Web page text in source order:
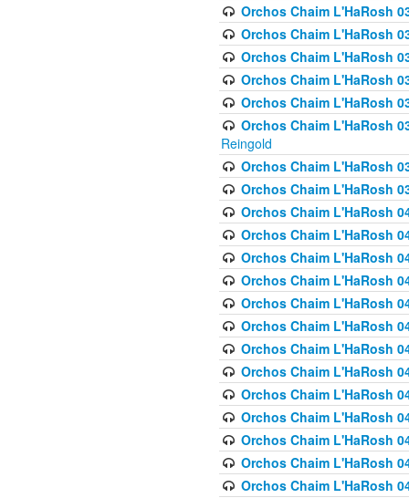
Orchos Chaim L'HaRosh
Orchos Chaim L'HaRosh
Orchos Chaim L'HaRosh
Orchos Chaim L'HaRosh
Orchos Chaim L'HaRosh
Orchos Chaim L'HaRosh
Reingold
Orchos Chaim L'HaRosh
Orchos Chaim L'HaRosh
Orchos Chaim L'HaRosh
Orchos Chaim L'HaRosh
Orchos Chaim L'HaRosh
Orchos Chaim L'HaRosh
Orchos Chaim L'HaRosh
Orchos Chaim L'HaRosh
Orchos Chaim L'HaRosh
Orchos Chaim L'HaRosh
Orchos Chaim L'HaRosh
Orchos Chaim L'HaRosh
Orchos Chaim L'HaRosh
Orchos Chaim L'HaRosh
Orchos Chaim L'HaRosh